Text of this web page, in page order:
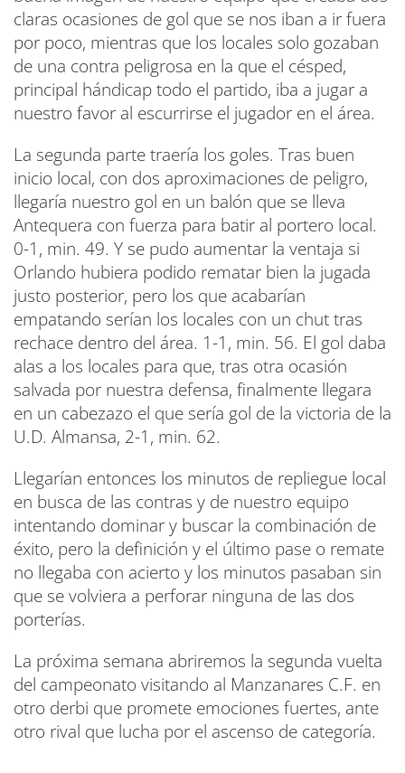
claras ocasiones de gol que se nos iban a ir fuera
por poco, mientras que los locales solo gozaban
de una contra peligrosa en la que el césped,
principal hándicap todo el partido, iba a jugar a
nuestro favor al escurrirse el jugador en el área.
La segunda parte traería los goles. Tras buen
inicio local, con dos aproximaciones de peligro,
llegaría nuestro gol en un balón que se lleva
Antequera con fuerza para batir al portero local.
0-1, min. 49. Y se pudo aumentar la ventaja si
Orlando hubiera podido rematar bien la jugada
justo posterior, pero los que acabarían
empatando serían los locales con un chut tras
rechace dentro del área. 1-1, min. 56. El gol daba
alas a los locales para que, tras otra ocasión
salvada por nuestra defensa, finalmente llegara
en un cabezazo el que sería gol de la victoria de la
U.D. Almansa, 2-1, min. 62.
Llegarían entonces los minutos de repliegue local
en busca de las contras y de nuestro equipo
intentando dominar y buscar la combinación de
éxito, pero la definición y el último pase o remate
no llegaba con acierto y los minutos pasaban sin
que se volviera a perforar ninguna de las dos
porterías.
La próxima semana abriremos la segunda vuelta
del campeonato visitando al Manzanares C.F. en
otro derbi que promete emociones fuertes, ante
otro rival que lucha por el ascenso de categoría.